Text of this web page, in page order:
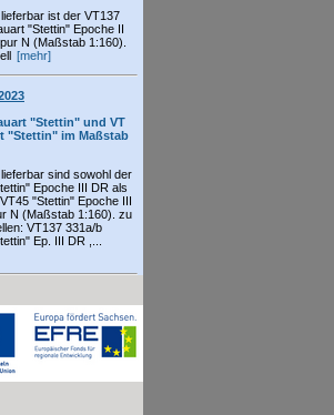
ist der VT137
"Stettin" Epoche II
N (Maßstab 1:160).
[mehr]
"Stettin" und VT
"Stettin" im Maßstab
sind sowohl der
Epoche III DR als
"Stettin" Epoche III
N (Maßstab 1:160). zu
VT137 331a/b
Ep. III DR ,...